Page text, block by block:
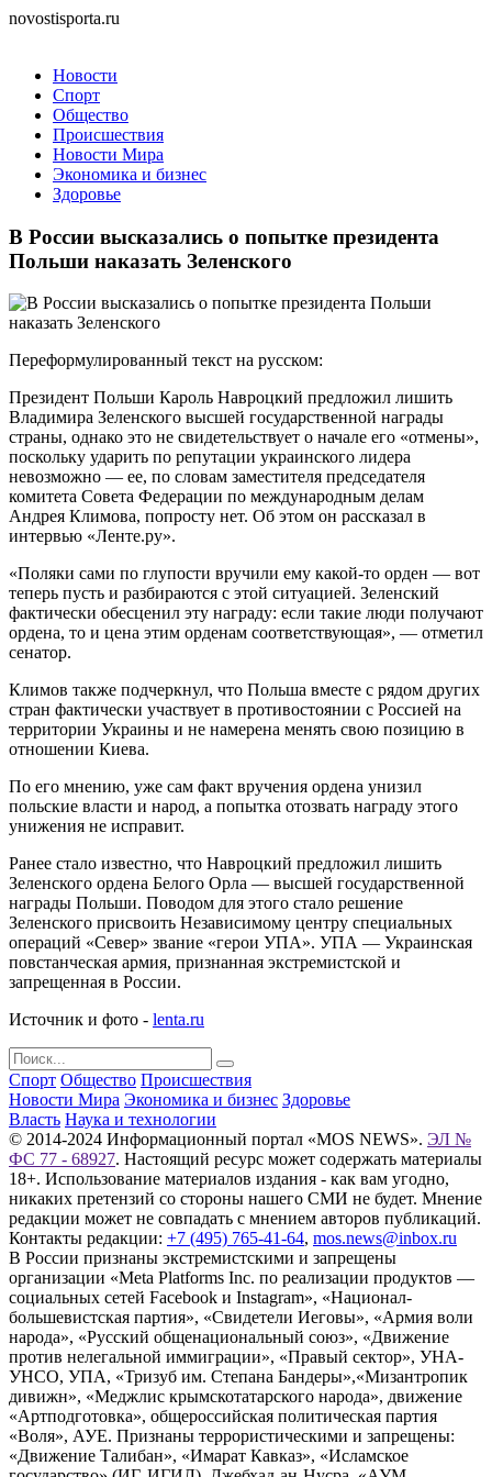
novostisporta.ru
Новости
Спорт
Общество
Происшествия
Новости Мира
Экономика и бизнес
Здоровье
В России высказались о попытке президента
Польши наказать Зеленского
Переформулированный текст на русском:
Президент Польши Кароль Навроцкий предложил лишить
Владимира Зеленского высшей государственной награды
страны, однако это не свидетельствует о начале его «отмены»,
поскольку ударить по репутации украинского лидера
невозможно — ее, по словам заместителя председателя
комитета Совета Федерации по международным делам
Андрея Климова, попросту нет. Об этом он рассказал в
интервью «Ленте.ру».
«Поляки сами по глупости вручили ему какой-то орден — вот
теперь пусть и разбираются с этой ситуацией. Зеленский
фактически обесценил эту награду: если такие люди получают
ордена, то и цена этим орденам соответствующая», — отметил
сенатор.
Климов также подчеркнул, что Польша вместе с рядом других
стран фактически участвует в противостоянии с Россией на
территории Украины и не намерена менять свою позицию в
отношении Киева.
По его мнению, уже сам факт вручения ордена унизил
польские власти и народ, а попытка отозвать награду этого
унижения не исправит.
Ранее стало известно, что Навроцкий предложил лишить
Зеленского ордена Белого Орла — высшей государственной
награды Польши. Поводом для этого стало решение
Зеленского присвоить Независимому центру специальных
операций «Север» звание «герои УПА». УПА — Украинская
повстанческая армия, признанная экстремистской и
запрещенная в России.
Источник и фото - lenta.ru
Спорт Общество Происшествия
Новости Мира Экономика и бизнес Здоровье
Власть Наука и технологии
© 2014-2024 Информационный портал «MOS NEWS». ЭЛ №
ФС 77 - 68927. Настоящий ресурс может содержать материалы
18+. Использование материалов издания - как вам угодно,
никаких претензий со стороны нашего СМИ не будет. Мнение
редакции может не совпадать с мнением авторов публикаций.
Контакты редакции: +7 (495) 765-41-64, mos.news@inbox.ru
В России признаны экстремистскими и запрещены
организации «Meta Platforms Inc. по реализации продуктов —
социальных сетей Facebook и Instagram», «Национал-
большевистская партия», «Свидетели Иеговы», «Армия воли
народа», «Русский общенациональный союз», «Движение
против нелегальной иммиграции», «Правый сектор», УНА-
УНСО, УПА, «Тризуб им. Степана Бандеры»,«Мизантропик
дивижн», «Меджлис крымскотатарского народа», движение
«Артподготовка», общероссийская политическая партия
«Воля», АУЕ. Признаны террористическими и запрещены:
«Движение Талибан», «Имарат Кавказ», «Исламское